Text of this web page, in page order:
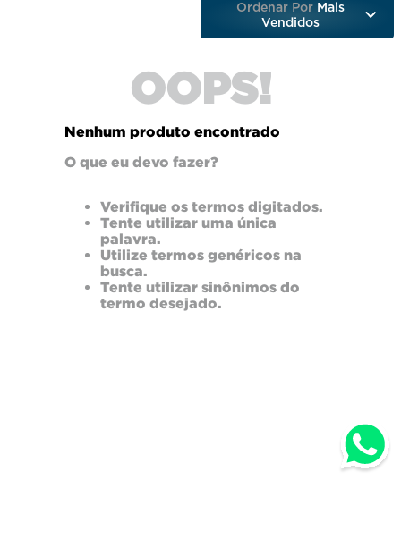
Ordenar Por Mais
Vendidos
OOPS!
Nenhum produto encontrado
O que eu devo fazer?
Verifique os termos digitados.
Tente utilizar uma única
palavra.
Utilize termos genéricos na
busca.
Tente utilizar sinônimos do
termo desejado.